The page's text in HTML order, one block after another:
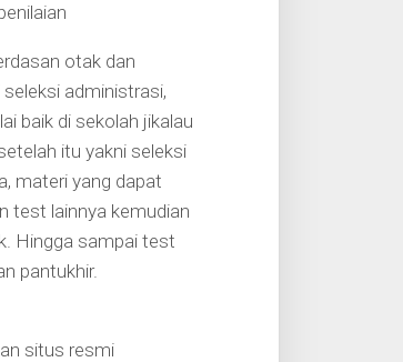
otak dan
administrasi,
baik di sekolah jikalau
itu yakni seleksi
materi yang dapat
test lainnya kemudian
Hingga sampai test
pantukhir.
situs resmi